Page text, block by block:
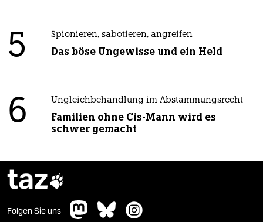
5 Spionieren, sabotieren, angreifen
Das böse Ungewisse und ein Held
6 Ungleichbehandlung im Abstammungsrecht
Familien ohne Cis-Mann wird es
schwer gemacht
taz
Folgen Sie uns